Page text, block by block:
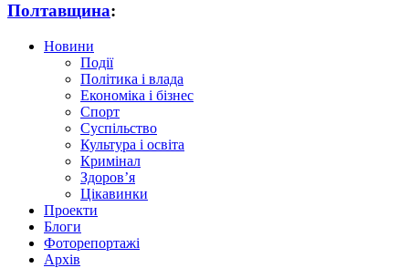
Полтавщина:
Новини
Події
Політика і влада
Економіка і бізнес
Спорт
Суспільство
Культура і освіта
Кримінал
Здоров’я
Цікавинки
Проекти
Блоги
Фоторепортажі
Архів